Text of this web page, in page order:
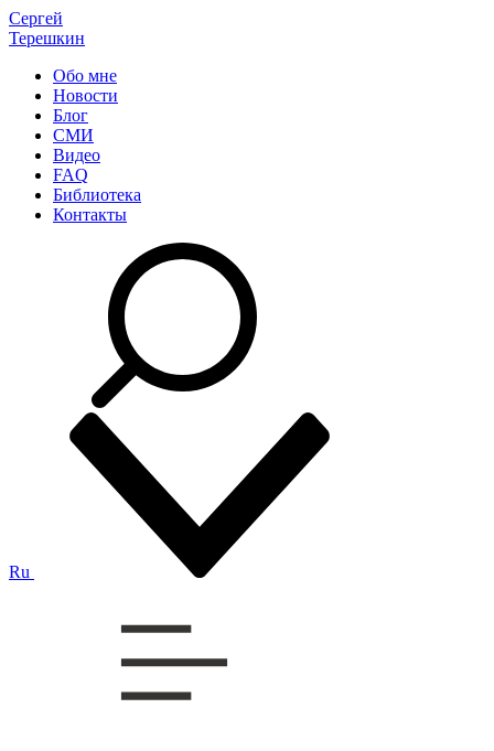
Сергей
Терешкин
Обо мне
Новости
Блог
СМИ
Видео
FAQ
Библиотека
Контакты
Ru